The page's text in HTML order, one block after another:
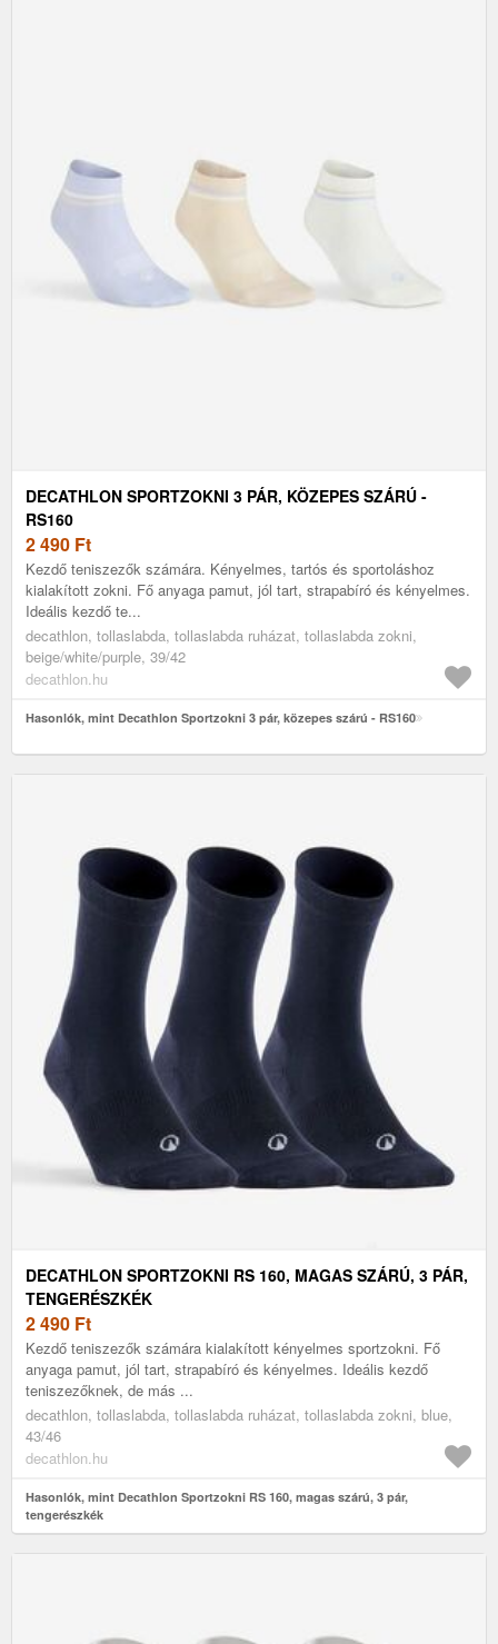
DECATHLON SPORTZOKNI 3 PÁR, KÖZEPES SZÁRÚ -
RS160
2 490 Ft
Kezdő teniszezők számára. Kényelmes, tartós és sportoláshoz
kialakított zokni. Fő anyaga pamut, jól tart, strapabíró és kényelmes.
Ideális kezdő te...
decathlon, tollaslabda, tollaslabda ruházat, tollaslabda zokni,
beige/white/purple, 39/42
decathlon.hu
Hasonlók, mint Decathlon Sportzokni 3 pár, közepes szárú - RS160
DECATHLON SPORTZOKNI RS 160, MAGAS SZÁRÚ, 3 PÁR,
TENGERÉSZKÉK
2 490 Ft
Kezdő teniszezők számára kialakított kényelmes sportzokni. Fő
anyaga pamut, jól tart, strapabíró és kényelmes. Ideális kezdő
teniszezőknek, de más ...
decathlon, tollaslabda, tollaslabda ruházat, tollaslabda zokni, blue,
43/46
decathlon.hu
Hasonlók, mint Decathlon Sportzokni RS 160, magas szárú, 3 pár,
tengerészkék